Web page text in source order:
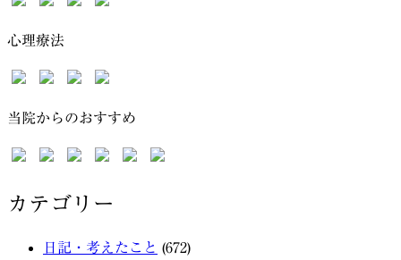
心理療法
当院からのおすすめ
カテゴリー
日記・考えたこと (672)